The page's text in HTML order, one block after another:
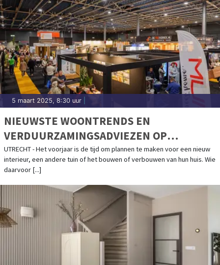
5 maart 2025, 8:30 uur
NIEUWSTE WOONTRENDS EN
VERDUURZAMINGSADVIEZEN OP
VOORJAARSEDITIE BEURS EIGEN HUIS
UTRECHT - Het voorjaar is de tijd om plannen te maken voor een nieuw
interieur, een andere tuin of het bouwen of verbouwen van hun huis. Wie
daarvoor [...]